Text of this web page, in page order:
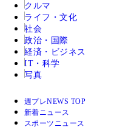
クルマ
ライフ・文化
社会
政治・国際
経済・ビジネス
IT・科学
写真
週プレNEWS TOP
新着ニュース
スポーツニュース